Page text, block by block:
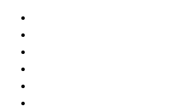
Zum
Inhalt
springen